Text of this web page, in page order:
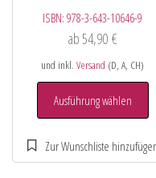
ISBN:978-3-643-10646-9
ab54,90€
und inkl.Versand (D, A, CH)
Ausführung wählen